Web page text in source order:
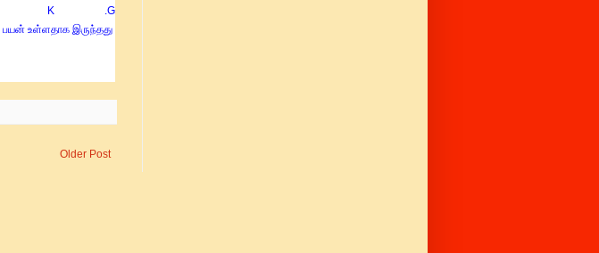
K .G
பயன் உள்ளதாக இருந்தது
Older Post